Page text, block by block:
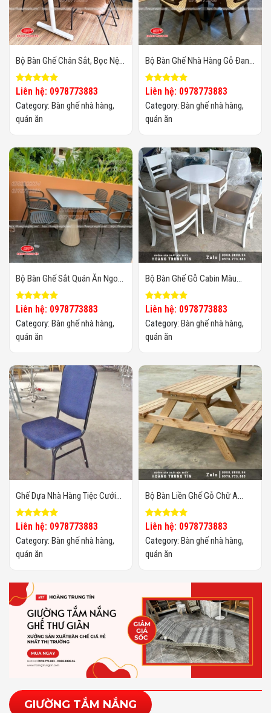
Bộ Bàn Ghế Chân Sắt, Bọc Nệm
Da BGQAHTT05
Liên hệ: 0978773883
Category: Bàn ghế nhà hàng,
quán ăn
Bộ Bàn Ghế Nhà Hàng Gỗ Đan
Mây Cao Cấp BGQAHTT04
Liên hệ: 0978773883
Category: Bàn ghế nhà hàng,
quán ăn
Bộ Bàn Ghế Sắt Quán Ăn Ngoài
Trời BGQAHTT03
Liên hệ: 0978773883
Category: Bàn ghế nhà hàng,
quán ăn
Bộ Bàn Ghế Gỗ Cabin Màu
Trắng
Liên hệ: 0978773883
Category: Bàn ghế nhà hàng,
quán ăn
Ghế Dựa Nhà Hàng Tiệc Cưới
HTT-01
Liên hệ: 0978773883
Category: Bàn ghế nhà hàng,
quán ăn
Bộ Bàn Liền Ghế Gỗ Chữ A
Quán Ăn Ngoài Trời
Liên hệ: 0978773883
Category: Bàn ghế nhà hàng,
quán ăn
GIƯỜNG TẮM NẮNG